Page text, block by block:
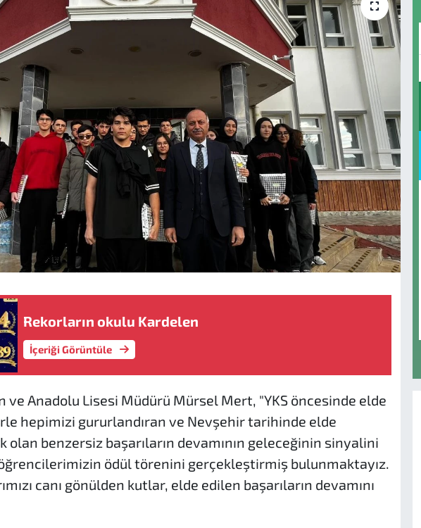
Rekorların okulu Kardelen
İçeriği Görüntüle
ve Anadolu Lisesi Müdürü Mürsel Mert, "YKS öncesinde elde
hepimizi gururlandıran ve Nevşehir tarihinde elde
benzersiz başarıların devamının geleceğinin sinyalini
ödül törenini gerçekleştirmiş bulunmaktayız.
canı gönülden kutlar, elde edilen başarıların devamını